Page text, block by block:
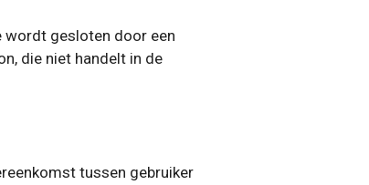
wordt gesloten door een
die niet handelt in de
tussen gebruiker